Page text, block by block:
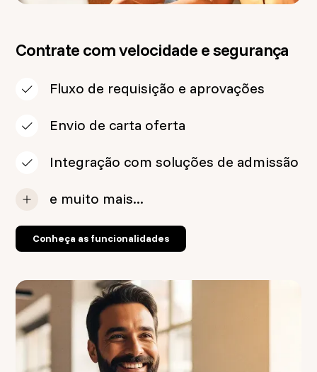
Contrate com velocidade e segurança
Fluxo de requisição e aprovações
Envio de carta oferta
Integração com soluções de admissão
e muito mais...
Conheça as funcionalidades